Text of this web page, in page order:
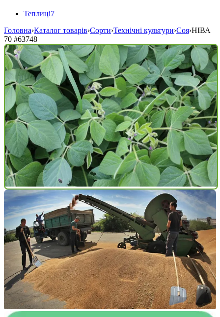
Теплиці7
Головна›Каталог товарів›Сорти›Технічні культури›Соя›НІВА
70 #63748